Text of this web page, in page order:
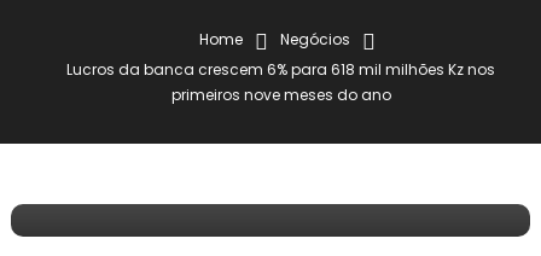
Home
Negócios
Lucros da banca crescem 6% para 618 mil milhões Kz nos
primeiros nove meses do ano
26 de Novembro, 2024
Redação E&F